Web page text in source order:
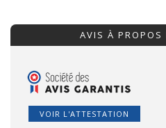
AVIS À PROPOS
VOIR L'ATTESTATION